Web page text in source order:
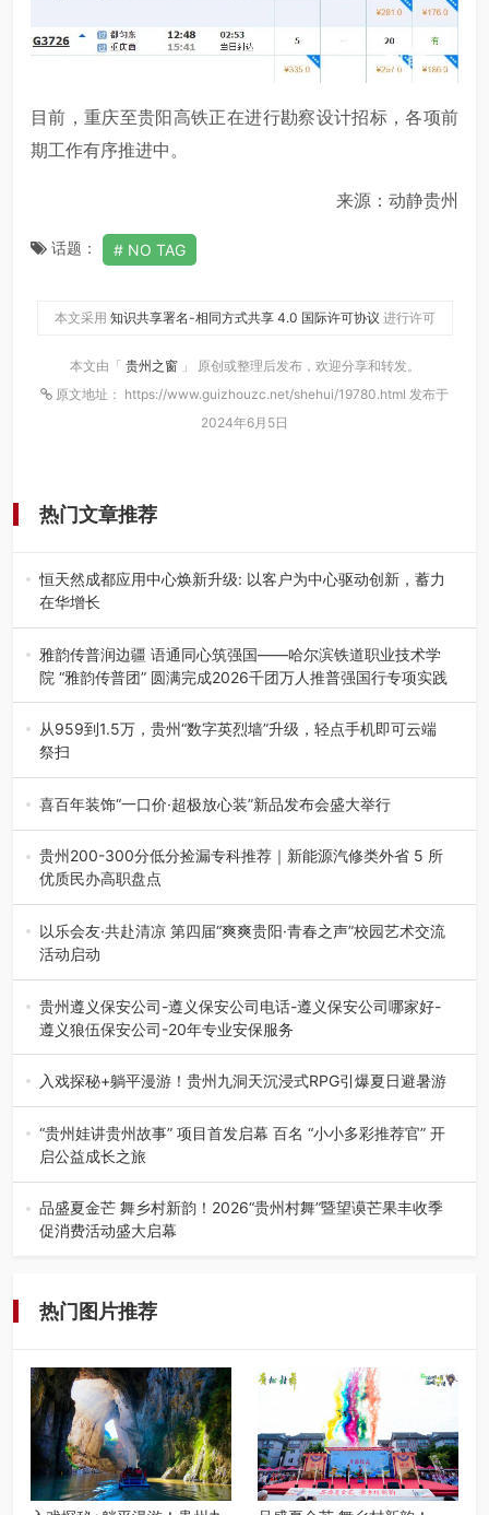
目前，重庆至贵阳高铁正在进行勘察设计招标，各项前
期工作有序推进中。
来源：动静贵州
话题： NO TAG
本文采用 知识共享署名-相同方式共享 4.0 国际许可协议 进行许可
本文由「 贵州之窗 」 原创或整理后发布，欢迎分享和转发。
原文地址： https://www.guizhouzc.net/shehui/19780.html 发布于
2024年6月5日
热门文章推荐
恒天然成都应用中心焕新升级: 以客户为中心驱动创新，蓄力
在华增长
融合全球研发实力与本土洞察，深化客户共创，赋能西南市
场创新发展 （7月27日，成…
雅韵传普润边疆 语通同心筑强国——哈尔滨铁道职业技术学
院 “雅韵传普团” 圆满完成2026千团万人推普强国行专项实践
为扎实推进2026“千团万人推普强国行”大学生暑期社会实
践，牢牢紧扣 “雅韵传普…
从959到1.5万，贵州“数字英烈墙”升级，轻点手机即可云端
祭扫
八一建军节到来之际，由贵州省退役军人事务厅指导，贵阳
市退役军人事务局联合贵州广电…
喜百年装饰“一口价·超极放心装”新品发布会盛大举行
2026年7月31日，喜百年装饰“一口价·超极放心装”新品发布
会在贵阳隆重举行。…
贵州200-300分低分捡漏专科推荐｜新能源汽修类外省 5 所
优质民办高职盘点
在贵州省高考志愿填报体系中，200至300分数段考生可选择
的省内工科、新能源汽车…
以乐会友·共赴清凉 第四届“爽爽贵阳·青春之声”校园艺术交流
活动启动
七月的贵阳，清风送爽，第四届“爽爽贵阳·青春之声”校园管
弦乐（合唱）艺术交流活动…
贵州遵义保安公司-遵义保安公司电话-遵义保安公司哪家好-
遵义狼伍保安公司-20年专业安保服务
在遵义，不管是企业园区运营、小区物业管理、建筑工地施
工、商业商场经营，还是举办各…
入戏探秘+躺平漫游！贵州九洞天沉浸式RPG引爆夏日避暑游
入伏后的贵州，清凉依旧。而在毕节深处的九洞天景区，贵
州首个水上喀斯特沉浸式RPG…
“贵州娃讲贵州故事” 项目首发启幕 百名 “小小多彩推荐官” 开
启公益成长之旅
近日，由贵州教育出版社、阅美黔途阅见中国全国阅读行动
网络贵州站，遵义融媒体传媒集…
品盛夏金芒 舞乡村新韵！2026“贵州村舞”暨望谟芒果丰收季
促消费活动盛大启幕
热门图片推荐